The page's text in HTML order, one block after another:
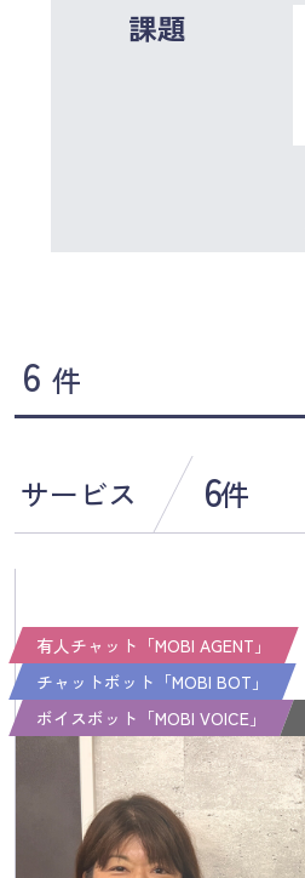
課題
6件
サービス 6件
有人チャット「MOBI AGENT」
チャットボット「MOBI BOT」
ボイスボット「MOBI VOICE」